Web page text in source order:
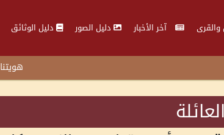
والقرى آخر الأخبار دليل الصور دليل الوثائق
هويتنا